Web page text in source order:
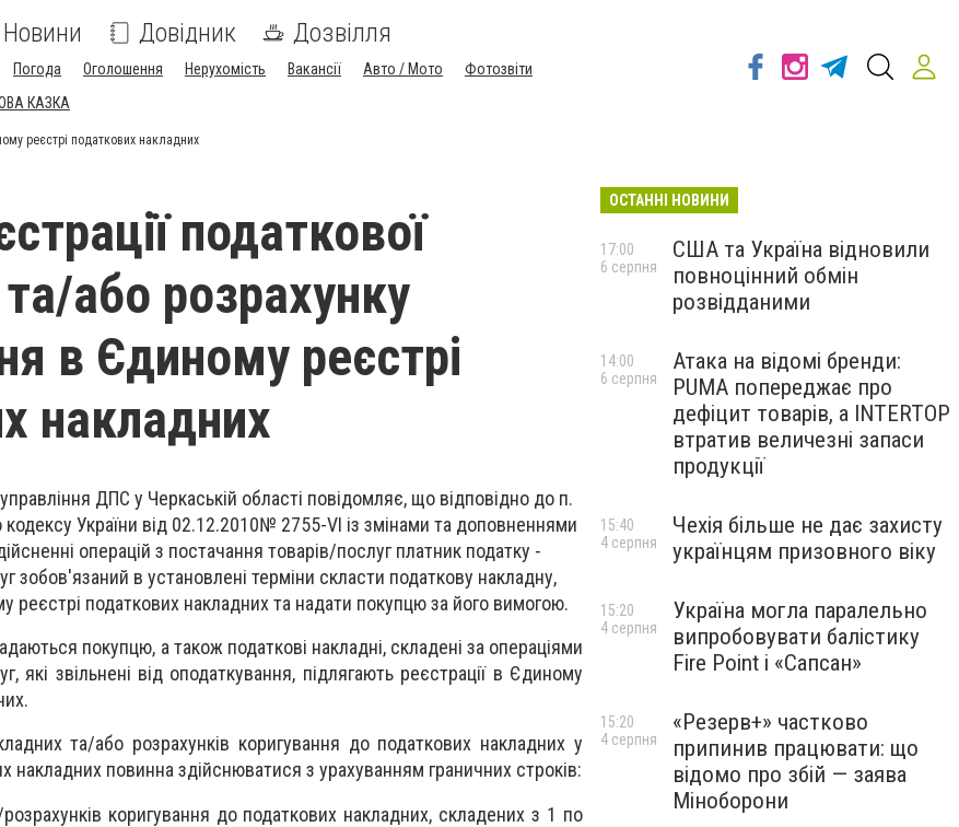
Новини Довідник Дозвілля
Погода Оголошення Нерухомість Вакансії Авто / Мото
Фотозвіти
КАЗКА
реєстрі податкових накладних
податкової
або розрахунку
в Єдиному реєстрі
накладних
ДПС у Черкаській області повідомляє, що відповідно до п.
України від 02.12.2010№ 2755-VI із змінами та доповненнями
операцій з постачання товарів/послуг платник податку -
зобов'язаний в установлені терміни скласти податкову накладну,
реєстрі податкових накладних та надати покупцю за його вимогою.
покупцю, а також податкові накладні, складені за операціями
які звільнені від оподаткування, підлягають реєстрації в Єдиному
та/або розрахунків коригування до податкових накладних у
накладних повинна здійснюватися з урахуванням граничних строків:
коригування до податкових накладних, складених з 1 по
ОСТАННІ НОВИНИ
США та Україна відновили
повноцінний обмін
розвідданими
17:00
6 серпня
Атака на відомі бренди:
PUMA попереджає про
дефіцит товарів, а INTERTOP
втратив величезні запаси
продукції
14:00
6 серпня
Чехія більше не дає захисту
українцям призовного віку
15:40
4 серпня
Україна могла паралельно
випробовувати балістику
Fire Point і «Сапсан»
15:20
4 серпня
«Резерв+» частково
припинив працювати: що
відомо про збій — заява
Міноборони
15:20
4 серпня